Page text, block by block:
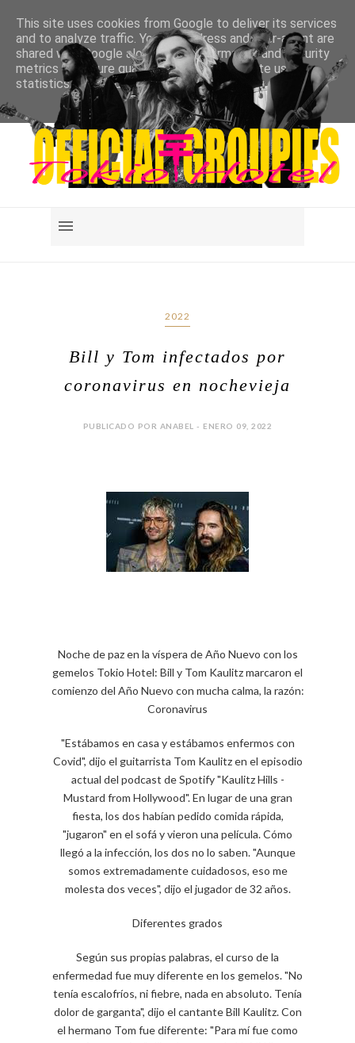
2022
Bill y Tom infectados por
coronavirus en nochevieja
PUBLICADO POR ANABEL - ENERO 09, 2022
Noche de paz en la víspera de Año Nuevo con los
gemelos Tokio Hotel: Bill y Tom Kaulitz marcaron el
comienzo del Año Nuevo con mucha calma, la razón:
Coronavirus
"Estábamos en casa y estábamos enfermos con
Covid", dijo el guitarrista Tom Kaulitz en el episodio
actual del podcast de Spotify "Kaulitz Hills -
Mustard from Hollywood". En lugar de una gran
fiesta, los dos habían pedido comida rápida,
"jugaron" en el sofá y vieron una película. Cómo
llegó a la infección, los dos no lo saben. "Aunque
somos extremadamente cuidadosos, eso me
molesta dos veces", dijo el jugador de 32 años.
Diferentes grados
Según sus propias palabras, el curso de la
enfermedad fue muy diferente en los gemelos. "No
tenía escalofríos, ni fiebre, nada en absoluto. Tenía
dolor de garganta", dijo el cantante Bill Kaulitz. Con
el hermano Tom fue diferente: "Para mí fue como
This site uses cookies from Google to deliver its services
and to analyze traffic. Your IP address and user-agent are
shared with Google along with performance and security
metrics to ensure quality of service, generate usage
statistics, and to detect and address abuse.
LEARN MORE GOT IT